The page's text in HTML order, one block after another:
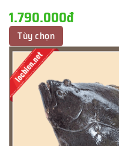
1.790.000đ
Tùy chọn